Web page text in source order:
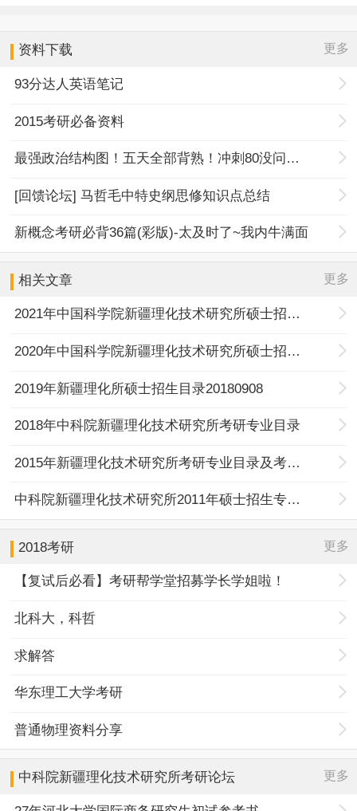
资料下载 更多
93分达人英语笔记
2015考研必备资料
最强政治结构图！五天全部背熟！冲刺80没问题！
[回馈论坛] 马哲毛中特史纲思修知识点总结
新概念考研必背36篇(彩版)-太及时了~我内牛满面
相关文章 更多
2021年中国科学院新疆理化技术研究所硕士招生目录
2020年中国科学院新疆理化技术研究所硕士招生目录
2019年新疆理化所硕士招生目录20180908
2018年中科院新疆理化技术研究所考研专业目录
2015年新疆理化技术研究所考研专业目录及考试科目
中科院新疆理化技术研究所2011年硕士招生专业目录
2018考研 更多
【复试后必看】考研帮学堂招募学长学姐啦！
北科大，科哲
求解答
华东理工大学考研
普通物理资料分享
中科院新疆理化技术研究所考研论坛 更多